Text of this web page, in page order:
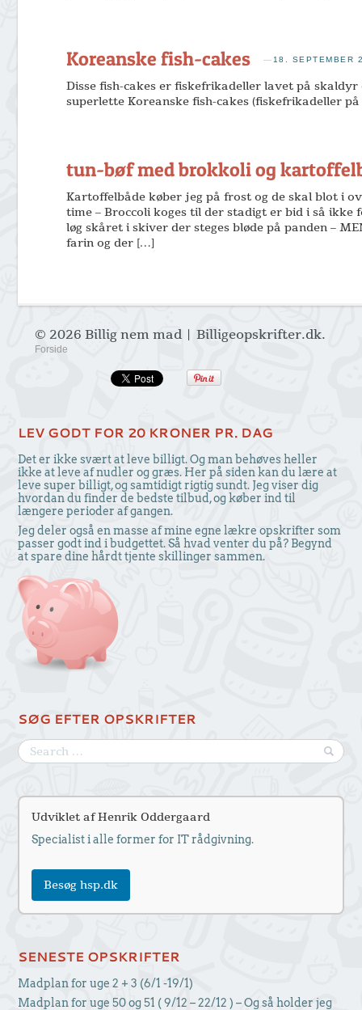
Koreanske fish-cakes — 18. SEPTEMBER
Disse fish-cakes er fiskefrikadeller lavet på
superlette Koreanske fish-cakes (fiskefrikadeller
tun-bøf med brokkoli og
Kartoffelbåde køber jeg på frost og de skal blot i
time – Broccoli koges til der stadigt er bid i så ikke
løg skåret i skiver der steges bløde på panden –
farin og der […]
© 2026 Billig nem mad | Billigeopskrifter.dk.
Forside
LEV GODT FOR 20 KRONER PR. DAG
Det er ikke svært at leve billigt. Og man behøves heller
ikke at leve af nudler og græs. Her på siden kan du lære at
leve super billigt, og samtidigt rigtig sundt. Jeg viser dig
hvordan du finder de bedste tilbud, og køber ind til
længere perioder af gangen.
Jeg deler også en masse af mine egne lækre opskrifter som
passer godt ind i budgettet. Så hvad venter du på? Begynd
at spare dine hårdt tjente skillinger sammen.
SØG EFTER OPSKRIFTER
Udviklet af Henrik Oddergaard
Specialist i alle former for IT rådgivning.
Besøg hsp.dk
SENESTE OPSKRIFTER
Madplan for uge 2 + 3 (6/1 -19/1)
Madplan for uge 50 og 51 ( 9/12 – 22/12 ) – Og så holder jeg